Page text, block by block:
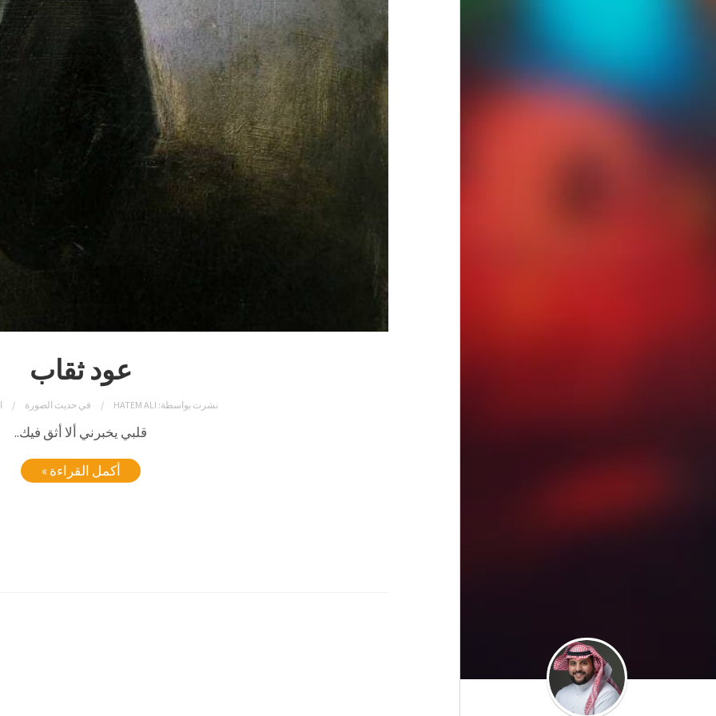
عود ثقاب
نشرت بواسطة: HATEM ALI في حديث الصورة
قلبي يخبرني ألا أثق فيك..
أكمل القراءة »